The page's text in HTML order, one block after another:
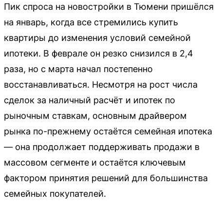
Пик спроса на новостройки в Тюмени пришёлся
на январь, когда все стремились купить
квартиры до изменения условий семейной
ипотеки. В феврале он резко снизился в 2,4
раза, но с марта начал постепенно
восстанавливаться. Несмотря на рост числа
сделок за наличный расчёт и ипотек по
рыночным ставкам, основным драйвером
рынка по-прежнему остаётся семейная ипотека
— она продолжает поддерживать продажи в
массовом сегменте и остаётся ключевым
фактором принятия решений для большинства
семейных покупателей.